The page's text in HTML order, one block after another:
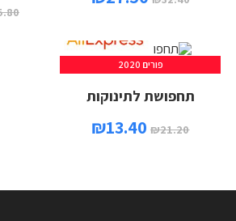
פורים 2020
תחפושת לתינוקות
₪21.20
₪13.40